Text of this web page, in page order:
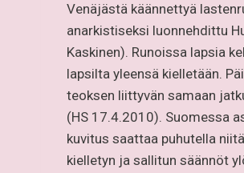
Venäjästä käännettyä
anarkistiseksi luonnehdittu
Kaskinen). Runoissa lapsia
lapsilta yleensä kielletään.
teoksen liittyvän samaan
(HS 17.4.2010). Suomessa
kuvitus saattaa puhutella
kielletyn ja sallitun säännöt